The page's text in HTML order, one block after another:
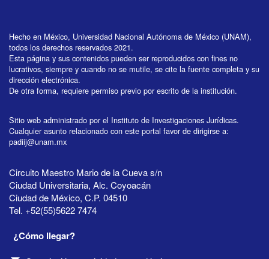
Hecho en México, Universidad Nacional Autónoma de México (UNAM),
todos los derechos reservados 2021.
Esta página y sus contenidos pueden ser reproducidos con fines no
lucrativos, siempre y cuando no se mutile, se cite la fuente completa y su
dirección electrónica.
De otra forma, requiere permiso previo por escrito de la institución.
Sitio web administrado por el Instituto de Investigaciones Jurídicas.
Cualquier asunto relacionado con este portal favor de dirigirse a:
padiij@unam.mx
Circuito Maestro Mario de la Cueva s/n
Ciudad Universitaria, Alc. Coyoacán
Ciudad de México, C.P. 04510
Tel. +52(55)5622 7474
¿Cómo llegar?